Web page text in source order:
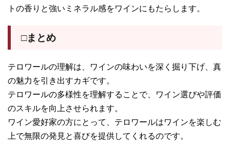
トの香りと強いミネラル感をワインにもたらします。
□まとめ
テロワールの理解は、ワインの味わいを深く掘り下げ、真
の魅力を引き出すカギです。
テロワールの多様性を理解することで、ワイン選びや評価
のスキルを向上させられます。
ワイン愛好家の方にとって、テロワールはワインを楽しむ
上で無限の発見と喜びを提供してくれるのです。